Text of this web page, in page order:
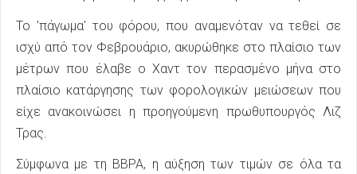
Το 'πάγωμα' του φόρου, που αναμενόταν να τεθεί σε
ισχύ από τον Φεβρουάριο, ακυρώθηκε στο πλαίσιο των
μέτρων που έλαβε ο Χαντ τον περασμένο μήνα στο
πλαίσιο κατάργησης των φορολογικών μειώσεων που
είχε ανακοινώσει η προηγούμενη πρωθυπουργός Λιζ
Τρας.
Σύμφωνα με τη BBPA, η αύξηση των τιμών σε όλα τα